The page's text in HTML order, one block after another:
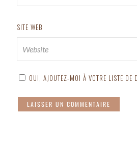
SITE WEB
OUI, AJOUTEZ-MOI À VOTRE LISTE DE